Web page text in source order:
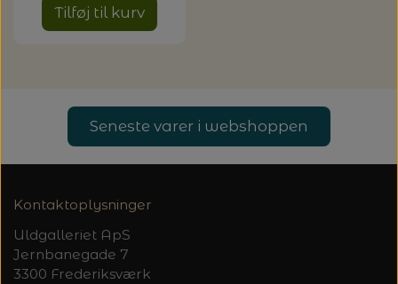
Tilføj til kurv
Seneste varer i webshoppen
Kontaktoplysninger
Uldgalleriet ApS
Jernbanegade 7
3300 Frederiksværk